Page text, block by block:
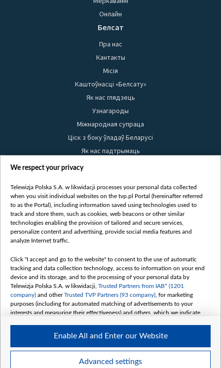
Онлайн
Белсат
Пра нас
Кантакты
Місія
Каштоўнасці «Белсату»
Як нас глядзець
Узнагароды
Міжнародная супраца
Ціск з боку ўладаў Беларусі
Як нас падтрымаць
Правілы выкарыстання матэрыялаў
Бяспека
Youtube
Белсат news
Белсат Shorts
Жэстачайшы мульт
Belsat English
Biełsat PL
Белсат Now
Белсат History
Белсат Music
Белсат Doc
My consents
We respect your privacy
Telewizja Polska S.A. w likwidacji processes your personal data collected
when you visit individual websites on the tvp.pl Portal (hereinafter referred
to as the Portal), including information saved using technologies used to
track and store them, such as cookies, web beacons or other similar
technologies enabling the provision of tailored and secure services,
personalize content and advertising, provide social media features and
analyze Internet traffic.
Click "I accept and go to the website" to consent to the use of automatic
tracking and data collection technology, access to information on your end
device and its storage, and to the processing of your personal data by
Telewizja Polska S.A. w likwidacji, Trusted Partners from IAB* (1201
company) and otherTrusted TVP Partners (93 company) , for marketing
purposes (including for automated matching of advertisements to your
interests and measuring their effectiveness) and others, which we indicate
The purposes of processing your data by TVP S.A. w likwidacji are as
follows:
Use limited data to select advertising
Advanced settings
Enable All and Enter our Website